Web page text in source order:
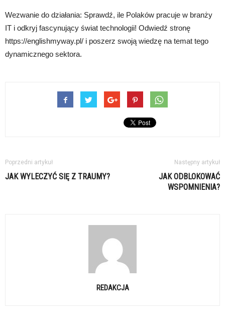
Wezwanie do działania: Sprawdź, ile Polaków pracuje w branży
IT i odkryj fascynujący świat technologii! Odwiedź stronę
https://englishmyway.pl/ i poszerz swoją wiedzę na temat tego
dynamicznego sektora.
Poprzedni artykuł
JAK WYLECZYĆ SIĘ Z TRAUMY?
Następny artykuł
JAK ODBLOKOWAĆ
WSPOMNIENIA?
REDAKCJA